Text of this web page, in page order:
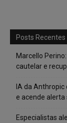
Posts Recentes
Marcello
cautelar e
IA da Anthropic
e acende
Especialistas